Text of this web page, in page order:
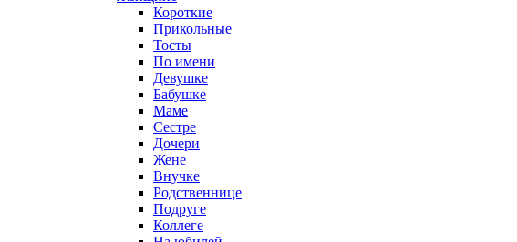
Короткие
Прикольные
Тосты
По имени
Девушке
Бабушке
Маме
Сестре
Дочери
Жене
Внучке
Родственнице
Подруге
Коллеге